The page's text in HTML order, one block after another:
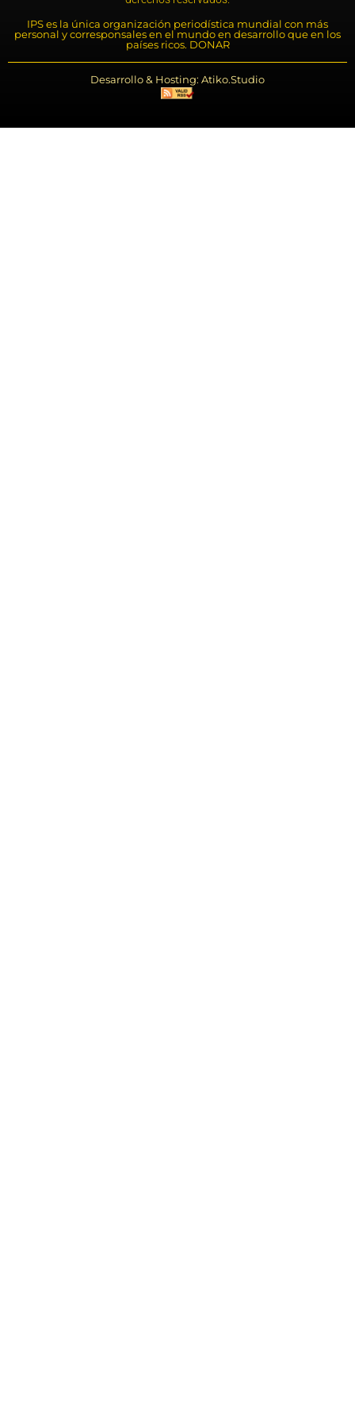
IPS es la única organización periodística mundial con más
personal y corresponsales en el mundo en desarrollo que en los
países ricos. DONAR
Desarrollo & Hosting: Atiko.Studio